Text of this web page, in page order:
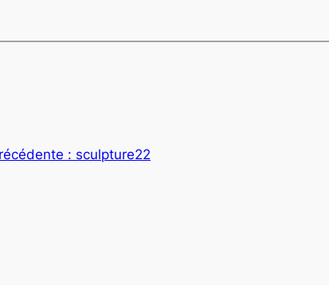
: sculpture22